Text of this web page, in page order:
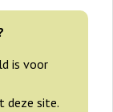
is voor
deze site.